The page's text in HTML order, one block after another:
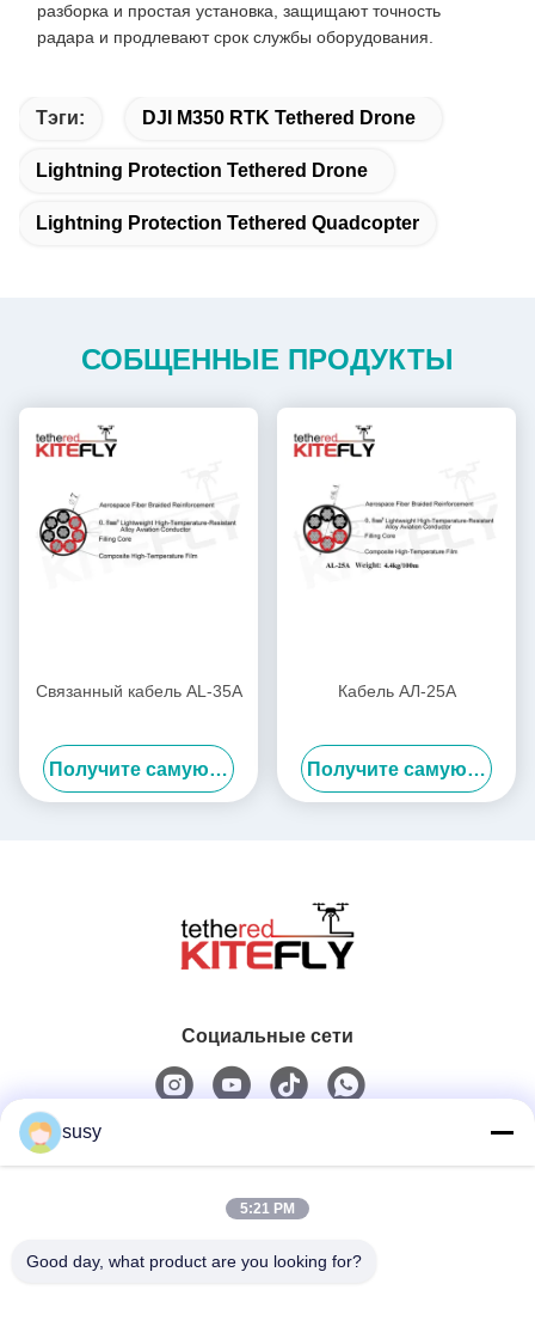
разборка и простая установка, защищают точность
радара и продлевают срок службы оборудования.
Тэги: DJI M350 RTK Tethered Drone
Lightning Protection Tethered Drone
Lightning Protection Tethered Quadcopter
СОБЩЕННЫЕ ПРОДУКТЫ
Связанный кабель AL-35A
Получите самую лучшую цену
Кабель АЛ-25А
Получите самую лучшую цену
Социальные сети
0086-19952400441
susy
5:21 PM
Good day, what product are you looking for?